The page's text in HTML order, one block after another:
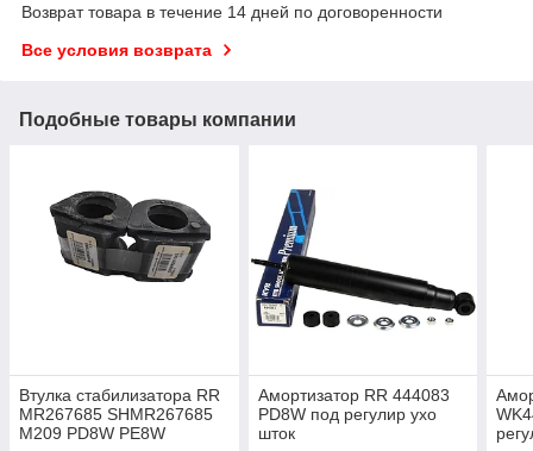
Возврат товара в течение 14 дней по договоренности
Все условия возврата
Подобные товары компании
Втулка стабилизатора RR
MR267685 SHMR267685
M209 PD8W PE8W
Амортизатор RR 444083
PD8W под регулир ухо
шток